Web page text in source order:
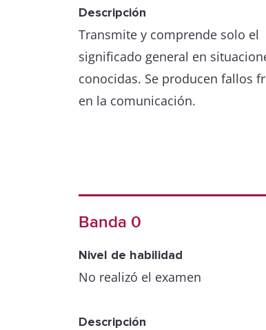
Descripción
Transmite y comprende solo el
significado general en
conocidas. Se producen fallos
en la comunicación.
Banda 0
Nivel de habilidad
No realizó el examen
Descripción